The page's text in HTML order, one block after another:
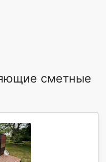
сметные